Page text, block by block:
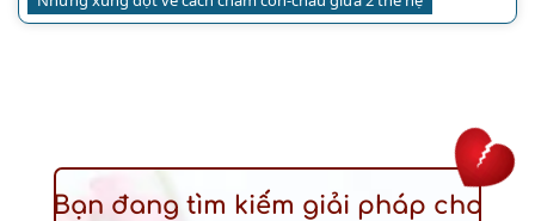
Bạn đang tìm kiếm giải pháp cho